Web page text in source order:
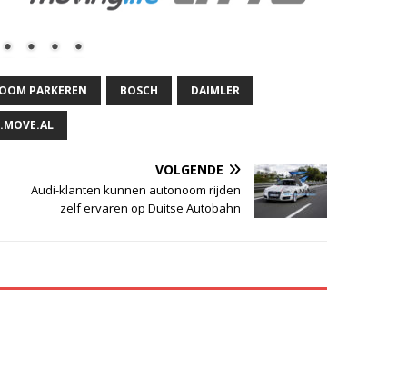
PARKEREN BOSCH DAIMLER
VOLGENDE
Audi-klanten kunnen autonoom rijden
zelf ervaren op Duitse Autobahn